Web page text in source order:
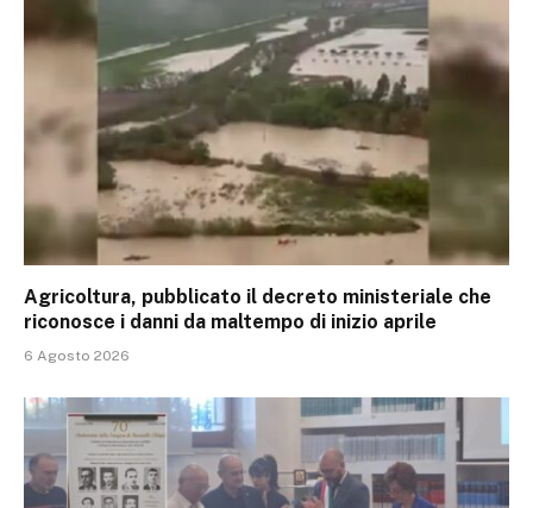
Agricoltura, pubblicato il decreto ministeriale che
riconosce i danni da maltempo di inizio aprile
6 Agosto 2026